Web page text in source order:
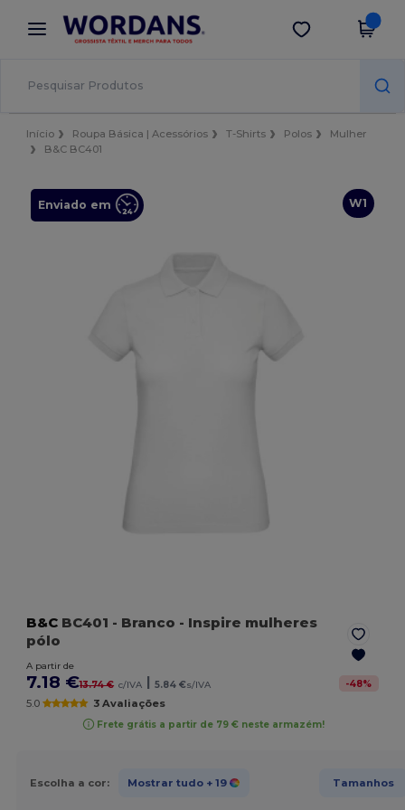
× App Wordans
Melhores preços na app!
Obter app
Início Roupa Básica | Acessórios T-Shirts Polos
Mulher
B&C BC401
W1
Enviado em
B&C BC401 - Branco - Inspire mulheres
pólo
A partir de
7.18 €13.74 € c/IVA | 5.84 €s/IVA -48%
5.0 3 Avaliações
Frete grátis a partir de 79 € neste armazém!
Escolha a cor: Mostrar tudo + 19 Tamanhos